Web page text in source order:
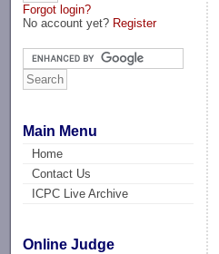
Forgot login?
No account yet? Register
Main Menu
Home
Contact Us
ICPC Live Archive
Online Judge